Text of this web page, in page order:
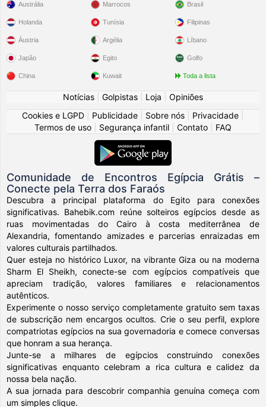
Austrália
Holanda
Áustria
Japão
China
Marrocos
Tunísia
Argélia
Egito
Kuwait
Brasil
Filipinas
Líbano
Golfo
Toda a lista
Notícias Golpistas Loja
Opiniões
Cookies e LGPD
Publicidade Sobre nós Privacidade
Termos de uso
Segurança infantil Contato FAQ
Comunidade de Encontros Egípcia Grátis –
Conecte pela Terra dos Faraós
Descubra a principal plataforma do Egito para conexões
significativas. Bahebik.com reúne solteiros egípcios desde as
ruas movimentadas do Cairo à costa mediterrânea de
Alexandria, fomentando amizades e parcerias enraizadas em
valores culturais partilhados.
Quer esteja no histórico Luxor, na vibrante Giza ou na moderna
Sharm El Sheikh, conecte-se com egípcios compatíveis que
apreciam tradição, valores familiares e relacionamentos
autênticos.
Experimente o nosso serviço completamente gratuito sem taxas
de subscrição nem encargos ocultos. Crie o seu perfil, explore
compatriotas egípcios na sua governadoria e comece conversas
que honram a sua herança.
Junte-se a milhares de egípcios construindo conexões
significativas enquanto celebram a rica cultura e calidez da
nossa bela nação.
A sua jornada para descobrir companhia genuína começa com
um simples clique.